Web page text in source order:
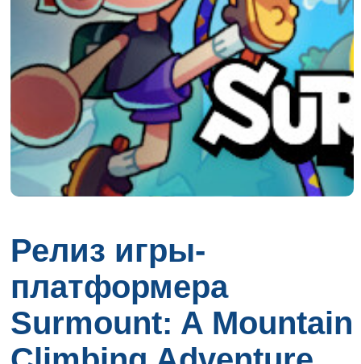
Релиз игры-
платформера
Surmount: A Mountain